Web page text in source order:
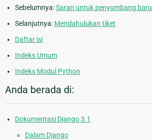
Sebelumnya:Saran untuk penyumbang baru
Selanjutnya: Mendahulukan tiket
Daftar isi
Indeks Umum
Indeks Modul Python
Anda berada di:
Dokumentasi Django 3.1
Dalam Django